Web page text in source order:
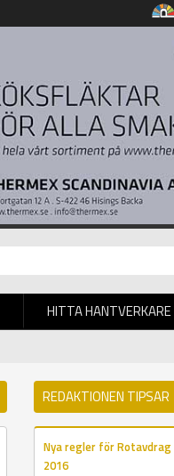
HITTA HANTVERKARE
REDAKTIONEN TIPSAR
Nya regler för
2016